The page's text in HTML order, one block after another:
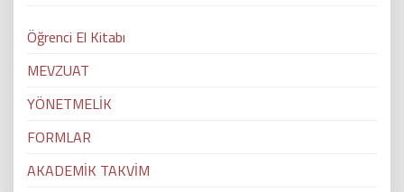
Öğrenci El Kitabı
MEVZUAT
YÖNETMELİK
FORMLAR
AKADEMİK TAKVİM